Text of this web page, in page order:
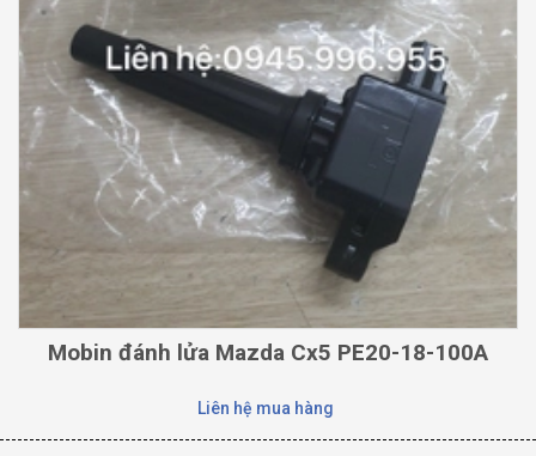
Mobin đánh lửa Mazda Cx5 PE20-18-100A
Liên hệ mua hàng